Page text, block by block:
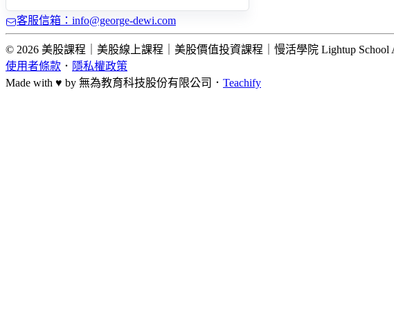
客服信箱：info@george-dewi.com
© 2026 美股課程｜美股線上課程｜美股價值投資課程｜慢活學院 Lightup School
使用者條款 ． 隱私權政策
Made with ♥ by 無為教育科技股份有限公司． Teachify